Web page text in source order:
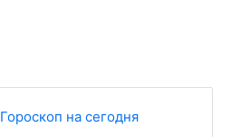
Гороскоп на сегодня